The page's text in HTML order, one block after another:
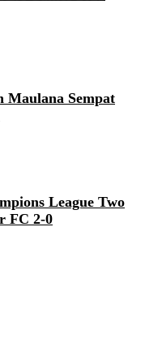
Maulana Sempat
League Two
FC 2-0